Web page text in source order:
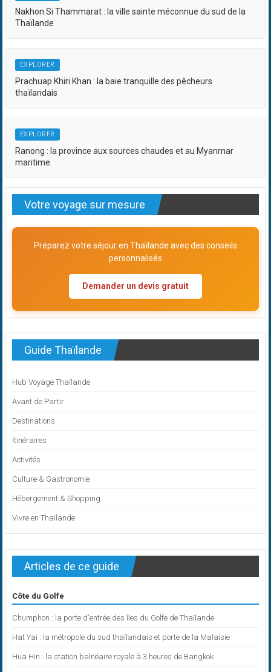
Nakhon Si Thammarat : la ville sainte méconnue du sud de la
Thaïlande
EXPLORER
Prachuap Khiri Khan : la baie tranquille des pêcheurs
thaïlandais
EXPLORER
Ranong : la province aux sources chaudes et au Myanmar
maritime
Votre voyage sur mesure
Préparez votre séjour en Thaïlande avec des conseils
personnalisés
Demander un devis gratuit
Guide Thaïlande
Hub Voyage Thaïlande
Avant de Partir
Destinations
Itinéraires
Activités
Culture & Gastronomie
Hébergement & Shopping
Vivre en Thaïlande
Articles de ce guide
Côte du Golfe
Chumphon : la porte d'entrée des îles du Golfe de Thaïlande
Hat Yai : la métropole du sud thaïlandais et porte de la Malaisie
Hua Hin : la station balnéaire royale à 3 heures de Bangkok